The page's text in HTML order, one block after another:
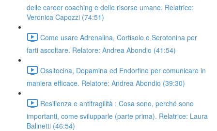
delle career coaching e delle risorse umane. Relatrice:
Veronica Capozzi (74:51)
Come usare Adrenalina, Cortisolo e Serotonina per
farti ascoltare. Relatore: Andrea Abondio (41:54)
Ossitocina, Dopamina ed Endorfine per comunicare in
maniera efficace. Relatore: Andrea Abondio (39:30)
Resilienza e antifragilità : Cosa sono, perché sono
importanti, come svilupparle (parte prima). Relatrice: Laura
Balinetti (46:54)